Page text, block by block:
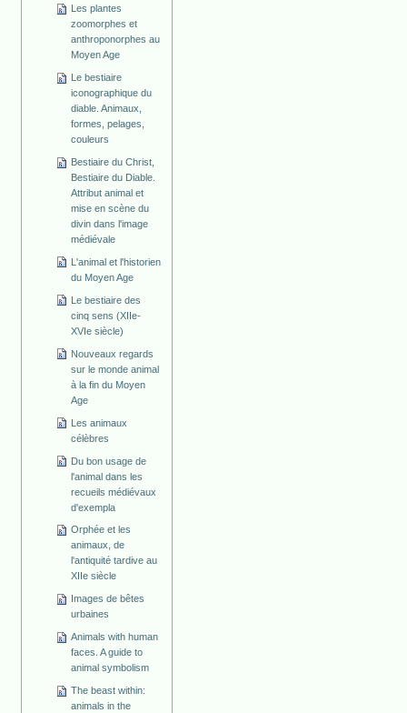
Les plantes
zoomorphes et
anthroponorphes au
Moyen Age
Le bestiaire
iconographique du
diable. Animaux,
formes, pelages,
couleurs
Bestiaire du Christ,
Bestiaire du Diable.
Attribut animal et
mise en scène du
divin dans l'image
médiévale
L'animal et l'historien
du Moyen Age
Le bestiaire des
cinq sens (XIIe-
XVIe siècle)
Nouveaux regards
sur le monde animal
à la fin du Moyen
Age
Les animaux
célèbres
Du bon usage de
l'animal dans les
recueils médiévaux
d'exempla
Orphée et les
animaux, de
l'antiquité tardive au
XIIe siècle
Images de bêtes
urbaines
Animals with human
faces. A guide to
animal symbolism
The beast within:
animals in the